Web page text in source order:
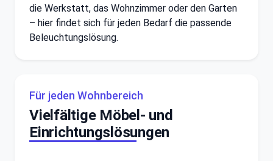
die Werkstatt, das Wohnzimmer oder den Garten
– hier findet sich für jeden Bedarf die passende
Beleuchtungslösung.
Für jeden Wohnbereich
Vielfältige Möbel- und
Einrichtungslösungen